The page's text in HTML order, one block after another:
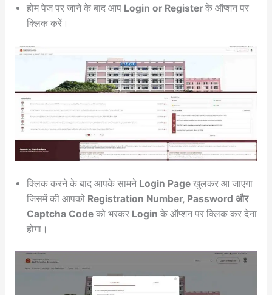
होम पेज पर जाने के बाद आप Login or Registerके ऑप्शन पर
क्लिक करें।
क्लिक करने के बाद आपके सामने Login Pageखुलकर आ जाएगा
जिसमें की आपको Registration Number, Password और
Captcha Code को भरकर Login के ऑप्शन पर क्लिक कर देना
होगा।